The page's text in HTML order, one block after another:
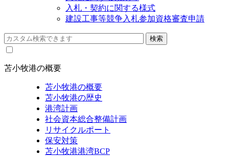
入札・契約に関する様式
建設工事等競争入札参加資格審査申請
苫小牧港の概要
苫小牧港の概要
苫小牧港の歴史
港湾計画
社会資本総合整備計画
リサイクルポート
保安対策
苫小牧港港湾BCP